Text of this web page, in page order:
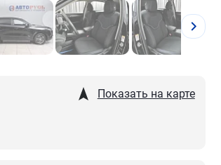
Показать на карте